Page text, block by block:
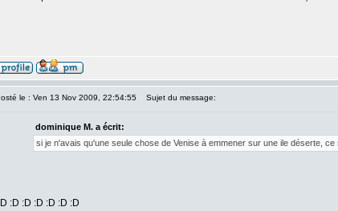
le : Ven 13 Nov 2009, 22:54:55 Sujet du message:
dominique M. a écrit:
si je n'avais qu'une seule chose de Venise à emmener sur une ile déserte, ce
:D :D :D :D :D :D